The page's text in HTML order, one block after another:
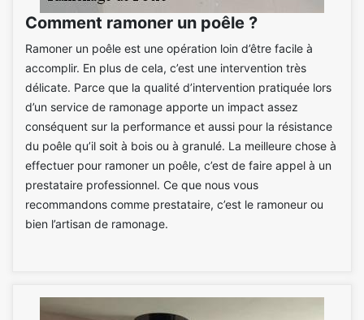
Comment ramoner un poêle ?
Ramoner un poêle est une opération loin d’être facile à
accomplir. En plus de cela, c’est une intervention très
délicate. Parce que la qualité d’intervention pratiquée lors
d’un service de ramonage apporte un impact assez
conséquent sur la performance et aussi pour la résistance
du poêle qu’il soit à bois ou à granulé. La meilleure chose à
effectuer pour ramoner un poêle, c’est de faire appel à un
prestataire professionnel. Ce que nous vous
recommandons comme prestataire, c’est le ramoneur ou
bien l’artisan de ramonage.